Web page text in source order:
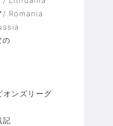
/ Romania
の
ンズリーグ
記